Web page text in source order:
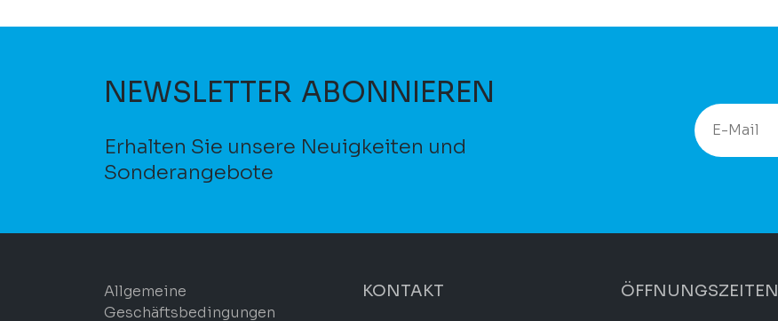
NEWSLETTER ABONNIEREN
Erhalten Sie unsere Neuigkeiten und
Sonderangebote
Allgemeine
Geschäftsbedingungen
KONTAKT ÖFFNUNGSZEITEN